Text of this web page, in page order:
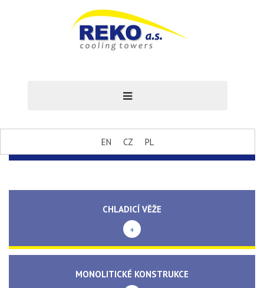
EN CZ PL
CHLADICÍ VĚŽE
+
MONOLITICKÉ KONSTRUKCE